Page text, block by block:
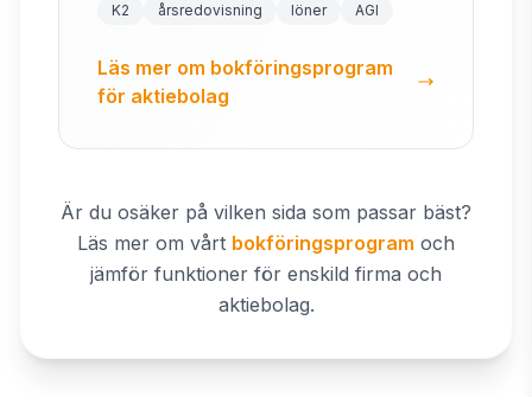
K2 årsredovisning löner AGI
Läs mer om bokföringsprogram
för aktiebolag
Är du osäker på vilken sida som passar bäst?
Läs mer om vårt bokföringsprogram och
jämför funktioner för enskild firma och
aktiebolag.